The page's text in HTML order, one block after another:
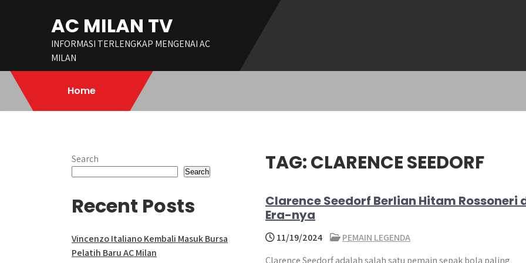
AC MILAN TV
INFORMASI TERLENGKAP MENGENAI AC
MILAN
Home
TAG:CLARENCE SEEDORF
Clarence Seedorf Berlian Hitam Rossoneri
Era-nya
11/19/2024
PEMAIN LEGENDA
Clarence Seedorf adalah salah satu pemain sepak bola paling
Search
Search
Recent Posts
Vincenzo Italiano Kembali Masuk Bursa
Pelatih Baru AC Milan